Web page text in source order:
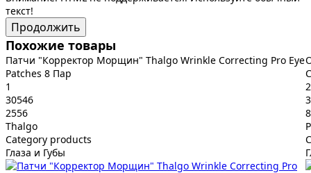
текст!
Продолжить
Похожие товары
Патчи "Корректор Морщин" Thalgo Wrinkle Correcting Pro Eye
Patches 8 Пар
1
30546
2556
Thalgo
Category products
Глаза и Губы
2